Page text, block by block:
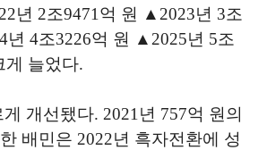
년 2조9471억 원 ▲2023년 3조
4조3226억 원 ▲2025년 5조
게 늘었다.
개선됐다. 2021년 757억 원의
배민은 2022년 흑자전환에 성